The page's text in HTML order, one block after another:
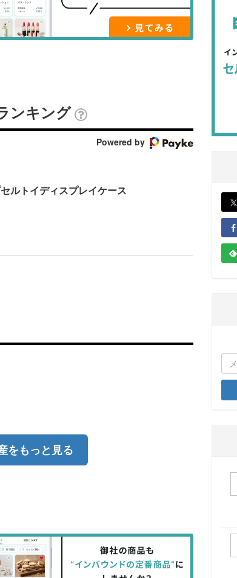
購
読
録
す
ンキング
Powered by
ルトイディスプレイケース
をもっと見る